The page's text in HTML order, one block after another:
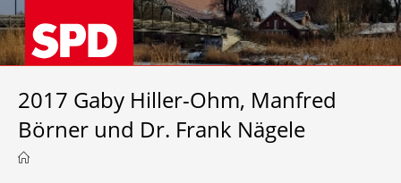
2017 Gaby Hiller-Ohm, Manfred
Börner und Dr. Frank Nägele